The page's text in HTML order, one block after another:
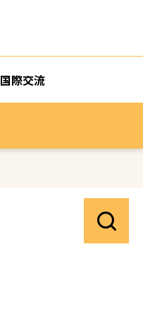
国際交流